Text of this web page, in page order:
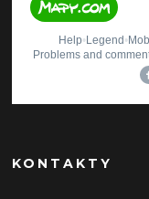
KONTAKTY